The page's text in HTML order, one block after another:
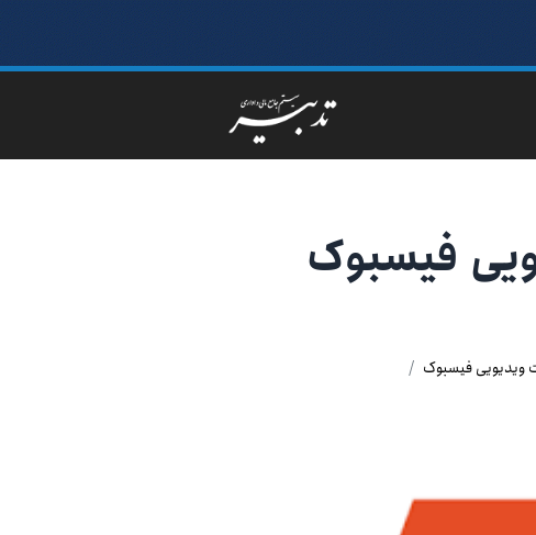
فیسبوک
ویدیویی فیسبوک